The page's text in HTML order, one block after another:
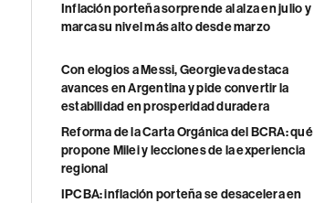
Inflación porteña sorprende al alza en julio y
marca su nivel más alto desde marzo
Con elogios a Messi, Georgieva destaca
avances en Argentina y pide convertir la
estabilidad en prosperidad duradera
Reforma de la Carta Orgánica del BCRA: qué
propone Milei y lecciones de la experiencia
regional
IPCBA: inflación porteña se desacelera en